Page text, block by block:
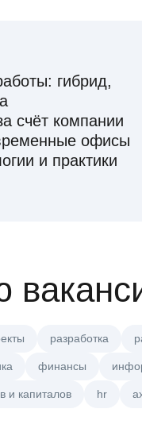
гибрид,
счёт компании
офисы
и практики
разработка
финансы
и капиталов hr